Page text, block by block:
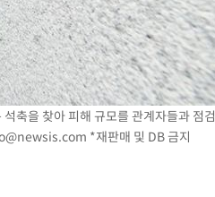
축을 찾아 피해 규모를 관계자들과 점검
*재판매 및 DB 금지